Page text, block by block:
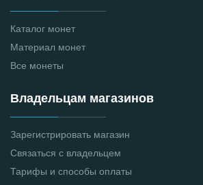
Каталог монет
Материал монет
Все монеты
Владельцам магазинов
Зарегистрировать магазин
Связаться с владельцем
Тарифы и способы оплаты